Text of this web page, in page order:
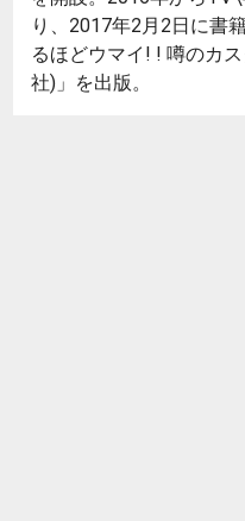
り、2017年2月2日に書
るほどウマイ! ! 噂のカ
社)」を出版。